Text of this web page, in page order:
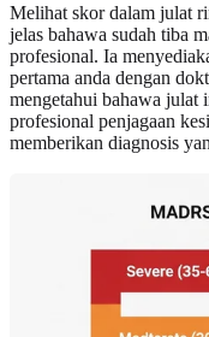
Melihat skor dalam julat
jelas bahawa sudah tiba
profesional. Ia
pertama anda dengan
mengetahui bahawa julat
profesional penjagaan
memberikan diagnosis